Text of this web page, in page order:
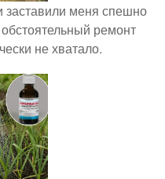
заставили меня спешно
ремонт
не хватало.